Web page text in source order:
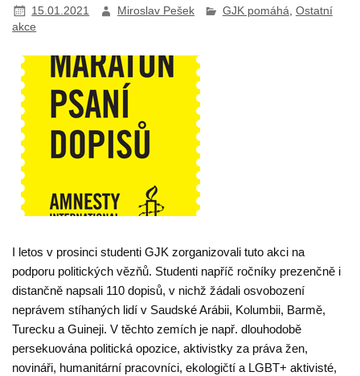
15.01.2021 Miroslav Pešek GJK pomáhá Ostatní
akce
I letos v prosinci studenti GJK zorganizovali tuto akci na
podporu politických vězňů. Studenti napříč ročníky prezenčně i
distančně napsali 110 dopisů, v nichž žádali osvobození
neprávem stíhaných lidí v Saudské Arábii, Kolumbii, Barmě,
Turecku a Guineji. V těchto zemích je např. dlouhodobě
persekuována politická opozice, aktivistky za práva žen,
novináři, humanitární pracovníci, ekologičtí a LGBT+ aktivisté,